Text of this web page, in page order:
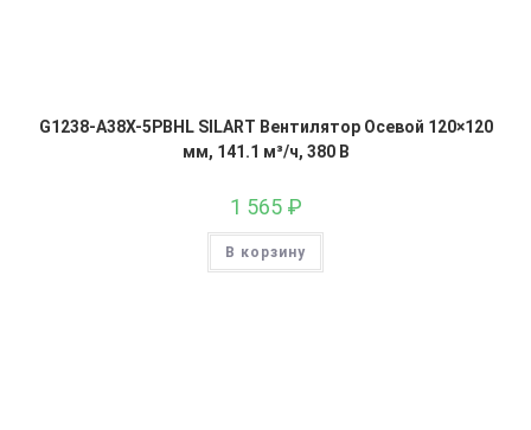
G1238-A38X-5PBHL SILART Вентилятор Осевой 120×120
мм, 141.1 м³/ч, 380 В
1 565 ₽
В корзину